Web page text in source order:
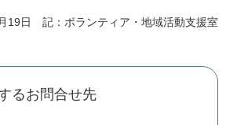
19日 記：ボランティア・地域活動支援室
るお問合せ先